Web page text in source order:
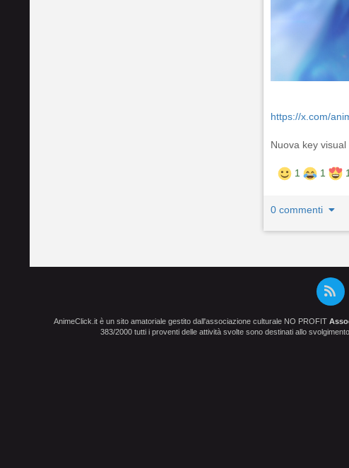
https://x.com/
Nuova key
1 1 1
0 commenti
AnimeClick.it è un sito amatoriale gestito dall'associazione culturale NO PROFIT
383/2000 tutti i proventi delle attività svolte sono destinati allo